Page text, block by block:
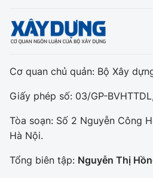
Cơ quan chủ quản: Bộ Xây
Giấy phép số: 03/GP-
Tòa soạn: Số 2 Nguyễn Công
Hà Nội.
Tổng biên tập: Nguyễn Thị